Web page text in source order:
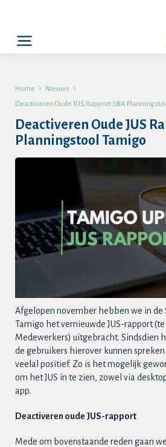
Home  Nieuws 
Deactiveren Oude JUS Rapport SBA
Deactiveren Oude JUS
Planningstool Tamigo
Afgelopen november hebben we in de
Tamigo het vernieuwde JUS-rapport
Medewerkers) uitgebracht. Sindsdien
de gebruikers hierover kunnen
veelal positief. Zo is het mogelijk
om het JUS in te zien, zowel via
app.
Deactiveren oude JUS-rapport
Mede om bovenstaande reden gaan